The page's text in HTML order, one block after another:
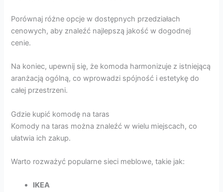
Porównaj różne opcje w dostępnych przedziałach
cenowych, aby znaleźć najlepszą jakość w dogodnej
cenie.
Na koniec, upewnij się, że komoda harmonizuje z istniejącą
aranżacją ogólną, co wprowadzi spójność i estetykę do
całej przestrzeni.
Gdzie kupić komodę na taras
Komody na taras można znaleźć w wielu miejscach, co
ułatwia ich zakup.
Warto rozważyć popularne sieci meblowe, takie jak:
IKEA